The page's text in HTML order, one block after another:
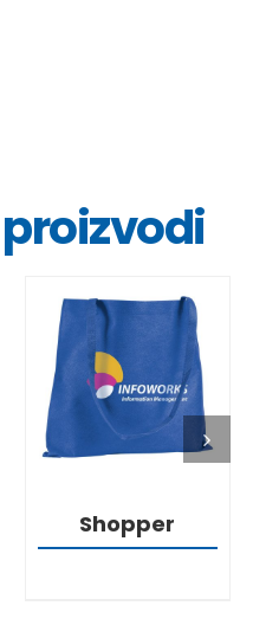
DETALJI
Shopper